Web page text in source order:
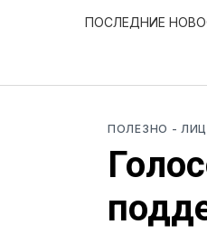
ПОСЛЕДНИЕ
ПОЛЕЗНО -